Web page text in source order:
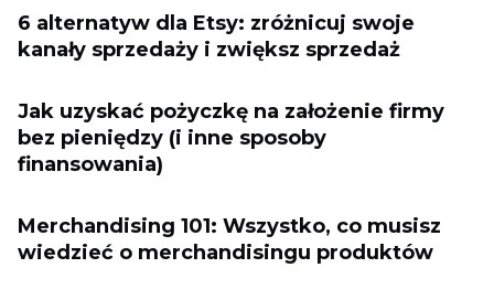
6 alternatyw dla Etsy: zróżnicuj swoje
kanały sprzedaży i zwiększ sprzedaż
Jak uzyskać pożyczkę na założenie firmy
bez pieniędzy (i inne sposoby
finansowania)
Merchandising 101: Wszystko, co musisz
wiedzieć o merchandisingu produktów